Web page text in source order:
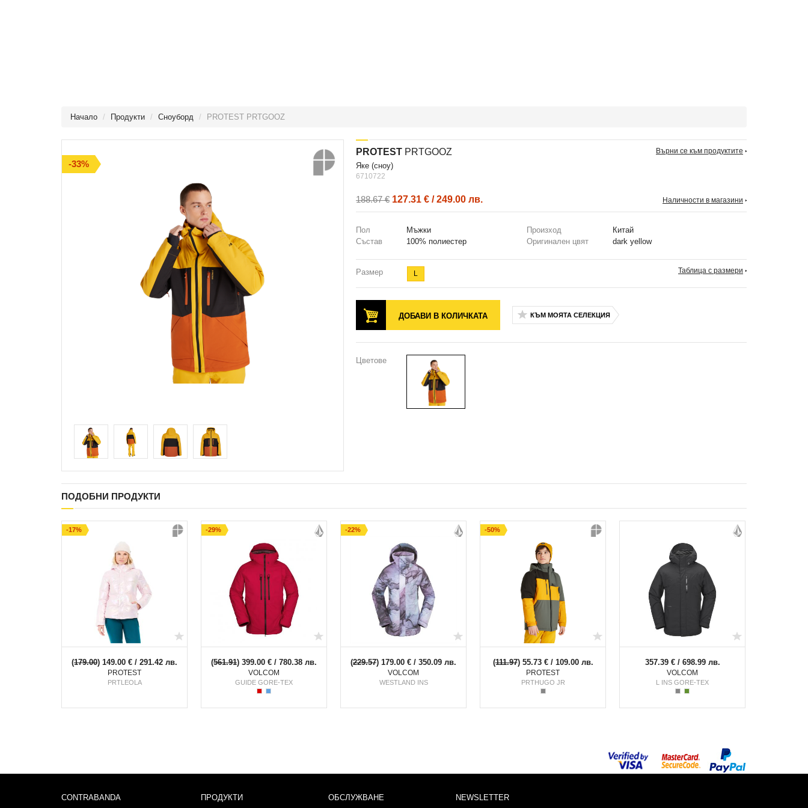
Начало Продукти Сноуборд PROTEST PRTGOOZ
-33%
PROTEST PRTGOOZ
яке (сноу)
6710722
188.67 € 127.31 € / 249.00 лв.
Върни се към продуктите
Наличности в магазини
Пол Мъжки Произход
Китай
Състав
100% полиестер Оригинален цвят dark yellow
Размер L Таблица с размери
ДОБАВИ В КОЛИЧКАТА КЪМ МОЯТА СЕЛЕКЦИЯ
Цветове
ПОДОБНИ ПРОДУКТИ
(179.00) 149.00 € / 291.42 лв.
PROTEST
PRTLEOLA
-17%
(561.91) 399.00 € / 780.38 лв.
VOLCOM
GUIDE GORE-TEX
-29%
(229.57) 179.00 € / 350.09 лв.
VOLCOM
WESTLAND INS
-22%
(111.97) 55.73 € / 109.00 лв.
PROTEST
PRTHUGO JR
-50%
357.39 € / 698.99 лв.
VOLCOM
L INS GORE-TEX
CONTRABANDA ПРОДУКТИ ОБСЛУЖВАНЕ NEWSLETTER